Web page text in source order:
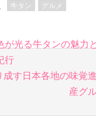
牛タン グルメ
が光る牛タンの魅力
行
成す日本各地の味覚
産グ